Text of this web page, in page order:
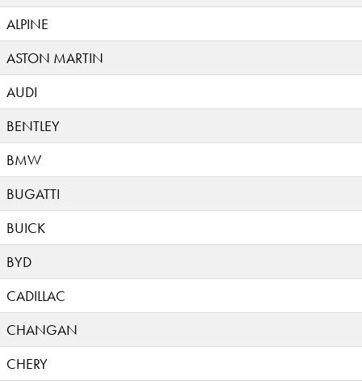
ALPINE
ASTON MARTIN
AUDI
BENTLEY
BMW
BUGATTI
BUICK
BYD
CADILLAC
CHANGAN
CHERY